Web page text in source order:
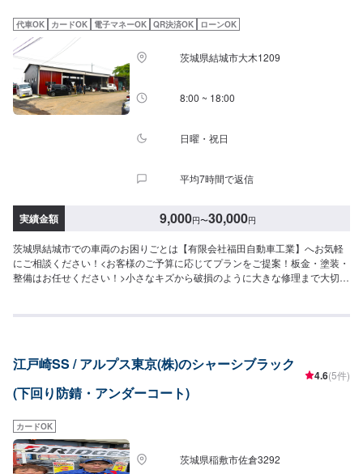
のニーズや条件に確実に応えることにこだわります。【1】オファーにてお問
い合わせ【2】お見積り【3】お見積りにご納得いただければ作業開始【4】
仕上がり次第納車-----納期について-----納期は通常1日～2日程度で納車となり
ます。(要相談)納期は前後する場合がございます。予めご了承ください。-----
ご来店時の注意、受付方法-----入庫の際はお気をつけてお越しください。駐車
スペースは事務所前の空いているスペースに駐車してください。受付はスタ
ッフへ「メンテモで予約しました」とお伝えください。ご案内いたします。
代車OK カードOK 電子マネーOK QR決済OK ローンOK
茨城県結城市大木1209
8:00 ~ 18:00
日曜・祝日
平均7時間で返信
実績金額 9,000円〜30,000円
茨城県結城市での車両のお困りごとは【有限会社福田自動車工業】へお気軽
にご相談ください！<お客様のご予算に応じてプランをご提案！板金・塗装・
整備はお任せください！>小さなキズから破損のように大きな修理まで大切な
きし、最適な施工方法をご提案しますので、お気軽にお問い合わせ下さい。
～2日程度で納車となります。(要相談)納期は前後する場合がございます。予
めご了承ください。-----代車について-----代車をご用意しています。お車の作
業中は代車をご利用ください。※代車の燃料代はお客様にご負担いただいてお
ださい。駐車スペースは事務所前の空いているスペースに駐車してくださ
い。受付はスタッフへ「メンテモで予約しました」とお伝えください。ご案
内いたします。【定休日・営業時間】定休日：日曜、祝日営業時間：
8:00~18:00
江戸崎SS / アルプス東京(株)のシャーシブラック
(下回り防錆・アンダーコート)
4.6(5件)
カードOK
茨城県稲敷市佐倉3292